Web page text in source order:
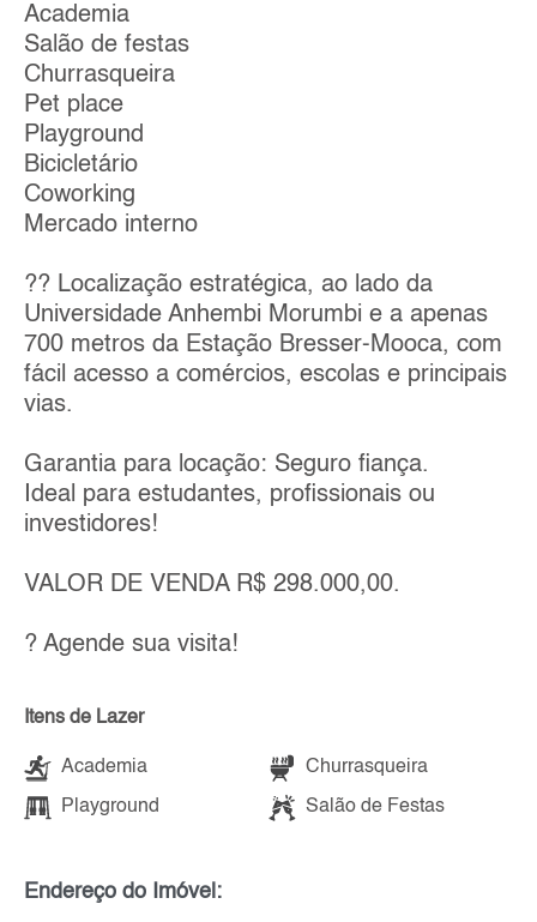
Academia
Salão de festas
Churrasqueira
Pet place
Playground
Bicicletário
Coworking
Mercado interno
?? Localização estratégica, ao lado da
Universidade Anhembi Morumbi e a apenas
700 metros da Estação Bresser-Mooca, com
fácil acesso a comércios, escolas e principais
vias.
Garantia para locação: Seguro fiança.
Ideal para estudantes, profissionais ou
investidores!
VALOR DE VENDA R$ 298.000,00.
? Agende sua visita!
Itens de Lazer
Academia Churrasqueira
Playground Salão de Festas
Endereço do Imóvel: